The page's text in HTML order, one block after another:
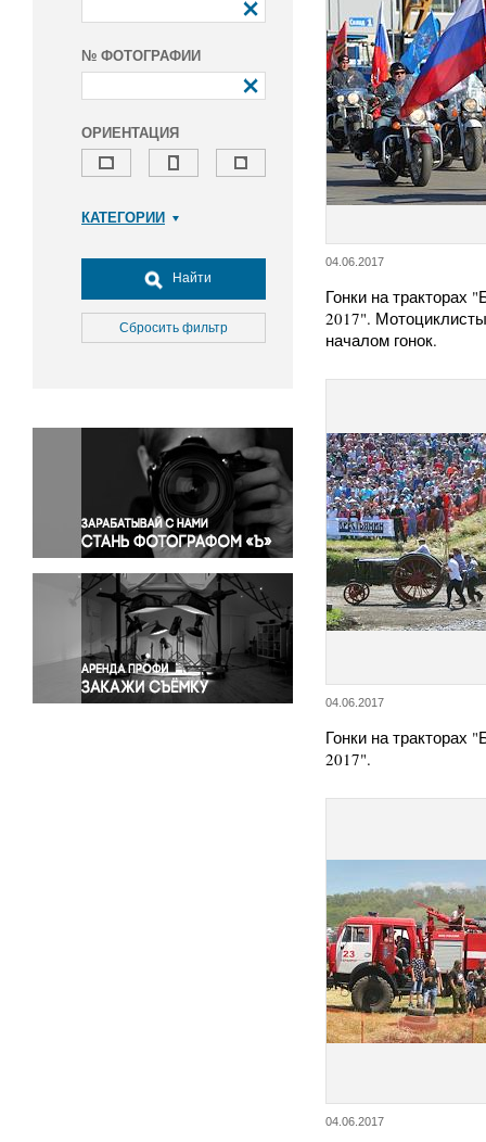
№ ФОТОГРАФИИ
ОРИЕНТАЦИЯ
КАТЕГОРИИ
Досуг, туризм и отдых
Культура
Медицина
Окружающая среда
Политика
Правосудие
Происшествия и конфликты
Религия
Светская жизнь
Спорт
Экология
Экономика и бизнес
Найти
Сбросить фильтр
04.06.2017
Гонки на тракторах
2017".
началом гонок.
04.06.2017
Гонки на тракторах
2017".
04.06.2017